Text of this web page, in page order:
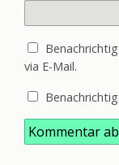
via E-Mail.